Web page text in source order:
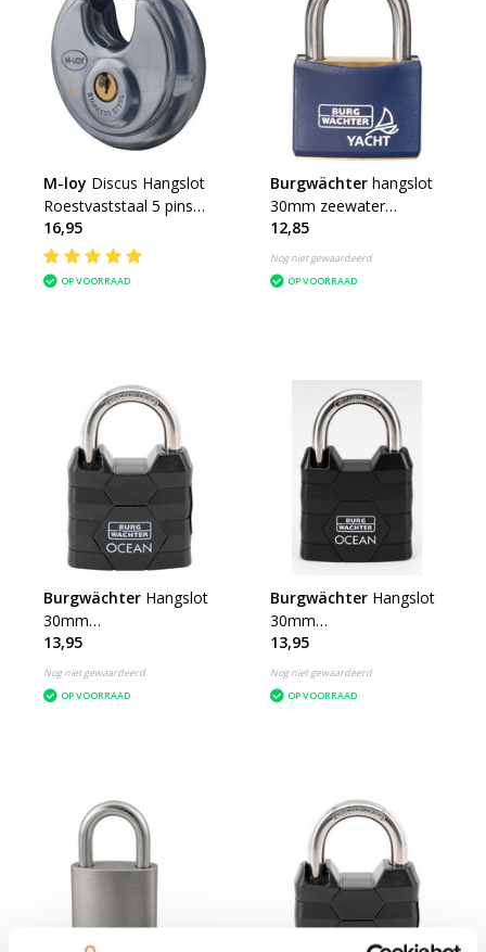
M-loy Discus Hangslot
Roestvaststaal 5 pins
70mm
16,95
OP VOORRAAD
Burgwächter hangslot
30mm zeewater
12,85
Nog niet gewaardeerd
OP VOORRAAD
Burgwächter Hangslot
30mm
Zeewaterbestendig
13,95
Nog niet gewaardeerd
OP VOORRAAD
Burgwächter Hangslot
30mm
Zeewaterbestendig GS
13,95
Nog niet gewaardeerd
OP VOORRAAD